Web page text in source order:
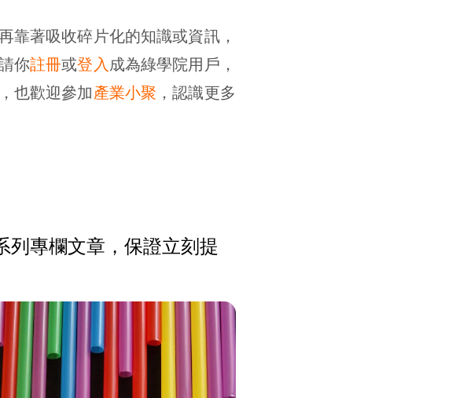
著吸收碎片化的知識或資訊，
你註冊或登入 成為綠學院用戶，
也歡迎參加產業小聚 ，認識更多
列專欄文章，保證立刻提